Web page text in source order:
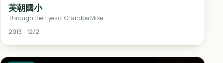
芙朝國小
Through the Eyes of Grandpa Mike
2013 · 12/2